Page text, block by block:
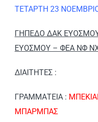
ΤΕΤΑΡΤΗ 23
ΓΗΠΕΔΟ ΔΑΚ
ΕΥΟΣΜΟΥ – ΦΕΑ ΝΦ
ΔΙΑΙΤΗΤΕΣ :
ΓΡΑΜΜΑΤΕΙΑ :
ΜΠΑΡΜΠΑΣ